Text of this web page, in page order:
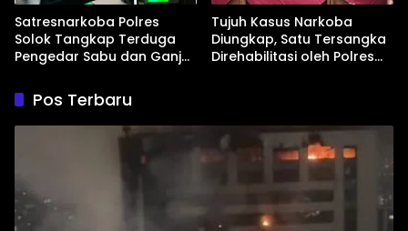
Satresnarkoba Polres
Solok Tangkap Terduga
Pengedar Sabu dan Ganja
Tujuh Kasus Narkoba
Diungkap, Satu Tersangka
Direhabilitasi oleh Polres
Pos Terbaru